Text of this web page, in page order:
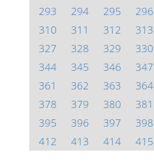
293
294 295 296
310
311 312 313
327
328 329 330
344
345 346 347
361
362 363 364
378
379 380 381
395
396 397 398
412
413 414 415